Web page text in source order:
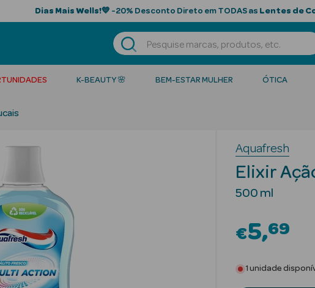
Dias Mais Wells!💙 -20% Desconto Direto em TODAS as Lentes de
K-BEAUTY 🌸 BEM-ESTAR MULHER ÓTICA
Aquafresh
Elixir
500 ml
€5 69
1 unidade